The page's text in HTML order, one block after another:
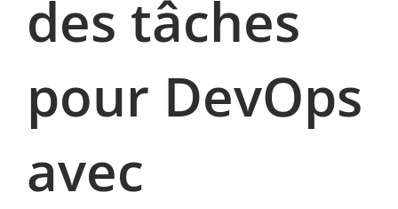
des tâches
pour DevOps
avec